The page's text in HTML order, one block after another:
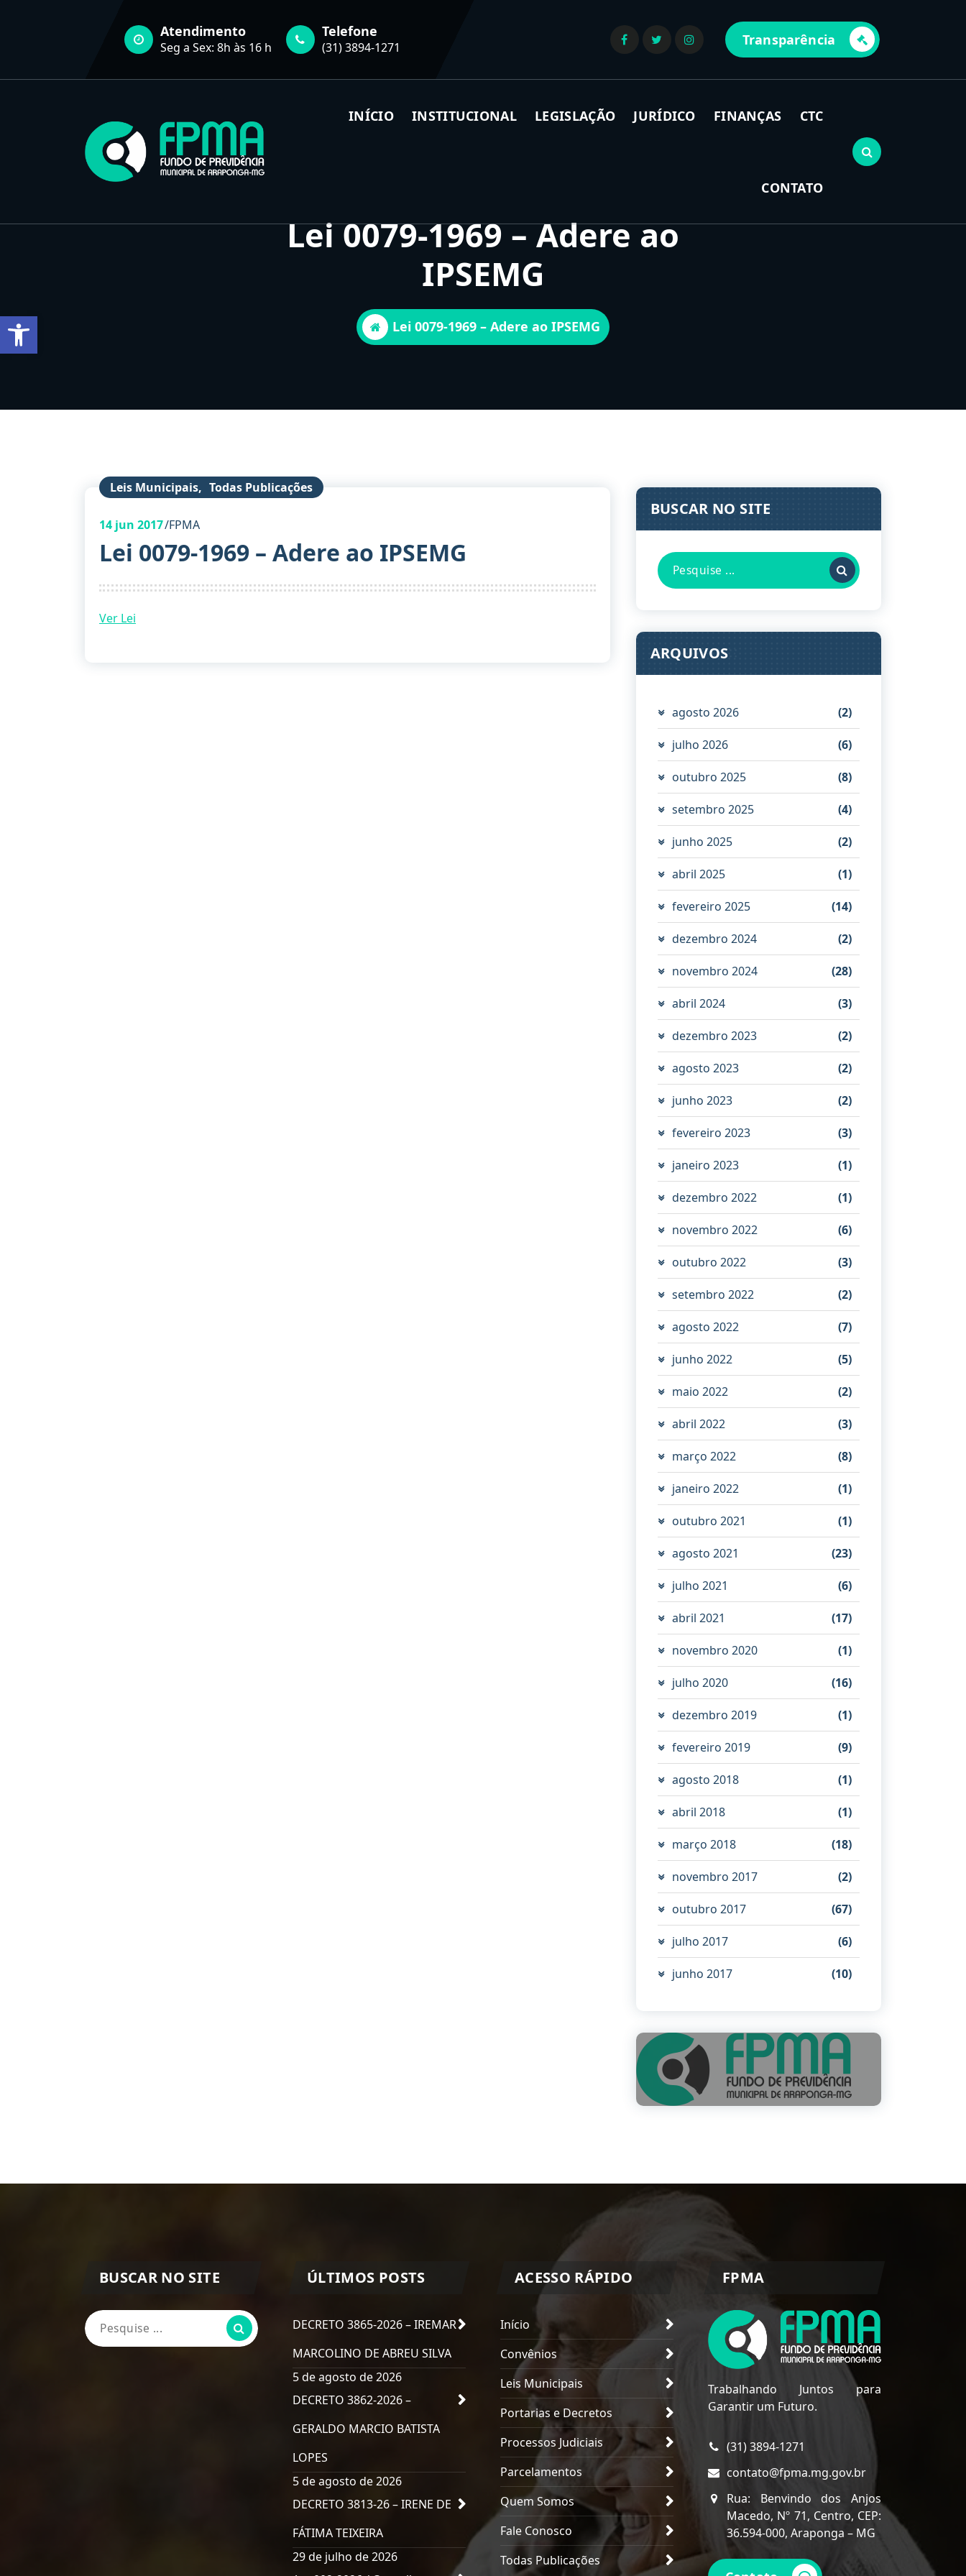
Atendimento
Seg a Sex: 8h às 16 h
Telefone
(31) 3894-1271 Transparência
INÍCIO INSTITUCIONAL LEGISLAÇÃO JURÍDICO FINANÇAS CTC
CONTATO
Lei 0079-1969 – Adere ao
IPSEMG
Lei 0079-1969 – Adere ao IPSEMG
Leis Municipais, Todas Publicações
14 jun 2017 FPMA
Lei 0079-1969 – Adere ao IPSEMG
Ver Lei
BUSCAR NO SITE
Pesquisa
por:
ARQUIVOS
agosto 2026 (2)
julho 2026 (6)
outubro 2025 (8)
setembro 2025 (4)
junho 2025 (2)
abril 2025 (1)
fevereiro 2025 (14)
dezembro 2024 (2)
novembro 2024 (28)
abril 2024 (3)
dezembro 2023 (2)
agosto 2023 (2)
junho 2023 (2)
fevereiro 2023 (3)
janeiro 2023 (1)
dezembro 2022 (1)
novembro 2022 (6)
outubro 2022 (3)
setembro 2022 (2)
agosto 2022 (7)
junho 2022 (5)
maio 2022 (2)
abril 2022 (3)
março 2022 (8)
janeiro 2022 (1)
outubro 2021 (1)
agosto 2021 (23)
julho 2021 (6)
abril 2021 (17)
novembro 2020 (1)
julho 2020 (16)
dezembro 2019 (1)
fevereiro 2019 (9)
agosto 2018 (1)
abril 2018 (1)
março 2018 (18)
novembro 2017 (2)
outubro 2017 (67)
julho 2017 (6)
junho 2017 (10)
BUSCAR NO SITE
Pesquisa
por:
ÚLTIMOS POSTS
DECRETO 3865-2026 – IREMAR
MARCOLINO DE ABREU SILVA
5 de agosto de 2026
DECRETO 3862-2026 –
GERALDO MARCIO BATISTA
LOPES
5 de agosto de 2026
DECRETO 3813-26 – IRENE DE
FÁTIMA TEIXEIRA
29 de julho de 2026
ACESSO RÁPIDO
Início
Convênios
Leis Municipais
Portarias e Decretos
Processos Judiciais
Parcelamentos
Quem Somos
Fale Conosco
Todas Publicações
FPMA
Trabalhando Juntos para
Garantir um Futuro.
(31) 3894-1271
contato@fpma.mg.gov.br
Rua: Benvindo dos Anjos
Macedo, Nº 71, Centro, CEP:
36.594-000, Araponga – MG
Barra de Ferramentas Aberta